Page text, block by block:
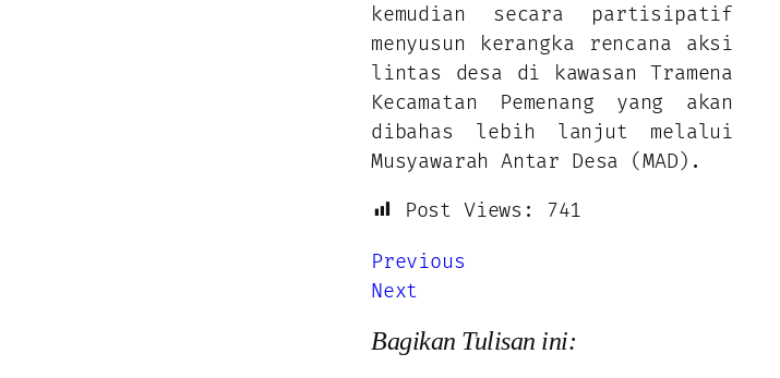
kemudian secara partisipatif
menyusun kerangka rencana aksi
lintas desa di kawasan Tramena
Kecamatan Pemenang yang akan
dibahas lebih lanjut melalui
Musyawarah Antar Desa (MAD).
Post Views:
741
Previous
Next
Bagikan Tulisan ini: